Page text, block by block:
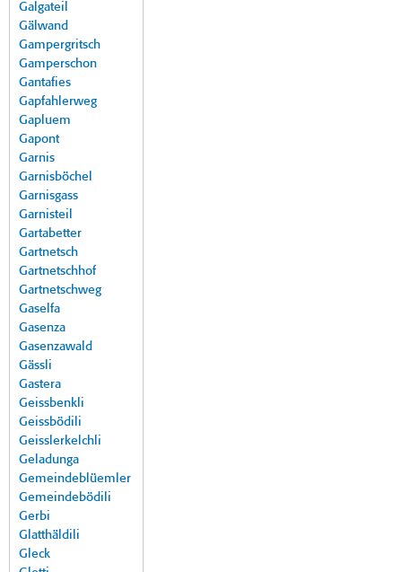
Galgateil
Gälwand
Gampergritsch
Gamperschon
Gantafies
Gapfahlerweg
Gapluem
Gapont
Garnis
Garnisböchel
Garnisgass
Garnisteil
Gartabetter
Gartnetsch
Gartnetschhof
Gartnetschweg
Gaselfa
Gasenza
Gasenzawald
Gässli
Gastera
Geissbenkli
Geissbödili
Geisslerkelchli
Geladunga
Gemeindeblüemler
Gemeindebödili
Gerbi
Glatthäldili
Gleck